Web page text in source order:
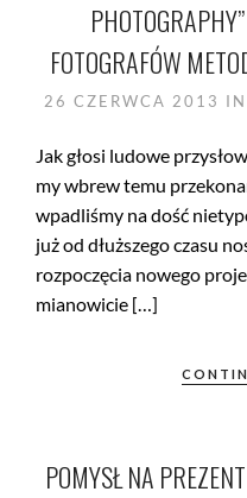
FOTOGRAFÓW
26 CZERWCA 2013 IN
Jak głosi ludowe
my wbrew temu
wpadliśmy na dość
już od dłuższego czasu
rozpoczęcia nowego
mianowicie […]
POMYSŁ NA